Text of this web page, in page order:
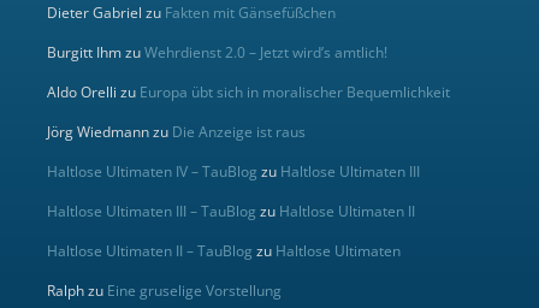
Dieter Gabriel zu Fakten mit Gänsefüßchen
Burgitt IhmzuWehrdienst 2.0 – Jetzt wird’s amtlich!
Aldo Orelli zu Europa übt sich in moralischer Bequemlichkeit
Jörg Wiedmannzu Die Anzeige ist raus
Haltlose Ultimaten IV – TauBlog zu Haltlose Ultimaten III
Haltlose Ultimaten III – TauBlog zu Haltlose Ultimaten II
Haltlose Ultimaten II – TauBlog zu Haltlose Ultimaten
Ralphzu Eine gruselige Vorstellung